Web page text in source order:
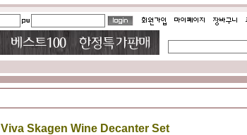
Viva Skagen Wine Decanter Set